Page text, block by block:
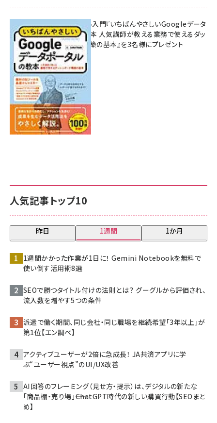
人気記事トップ10
昨日 1週間 1か月
1週間かかった作業が1日に！ Gemini Notebookを無料で
使い倒す活用術8選
SEOで勝つタイトル付けの法則とは？ グーグルから評価され、
流入数を増やす5つの条件
派遣で働く期間、同じ会社・同じ職場を継続希望「3年以上」が
第1位【エン調べ】
アクティブユーザーが2倍に急成長！ JA共済アプリに学
ぶ“ユーザー視点”のUI/UX改善
AI回答のフレーミング（見せ方・提示）は、デジタルの新たな
「商品棚・売り場」――ChatGPT時代の新しい購買行動【SEOまと
め】
無料BIツール入門『いちばんやさしいGoogleデータ
ポータルの教本 人気講師が教える業務で使えるダッ
シュボード構築の基本』を3名様にプレゼント
7月31日 10:00